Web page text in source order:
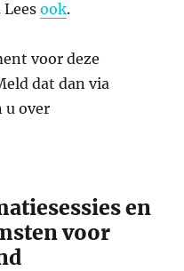
Leesook.
voor deze
dat dan via
u over
en
voor